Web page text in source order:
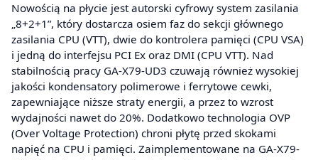
Nowością na płycie jest autorski cyfrowy system zasilania
„8+2+1”, który dostarcza osiem faz do sekcji głównego
zasilania CPU (VTT), dwie do kontrolera pamięci (CPU VSA)
i jedną do interfejsu PCI Ex oraz DMI (CPU VTT). Nad
stabilnością pracy GA-X79-UD3 czuwają również wysokiej
jakości kondensatory polimerowe i ferrytowe cewki,
zapewniające niższe straty energii, a przez to wzrost
wydajności nawet do 20%. Dodatkowo technologia OVP
(Over Voltage Protection) chroni płytę przed skokami
napięć na CPU i pamięci. Zaimplementowane na GA-X79-